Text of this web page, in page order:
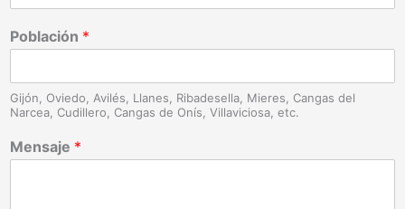
Población *
Gijón, Oviedo, Avilés, Llanes, Ribadesella, Mieres, Cangas del
Narcea, Cudillero, Cangas de Onís, Villaviciosa, etc.
Mensaje *